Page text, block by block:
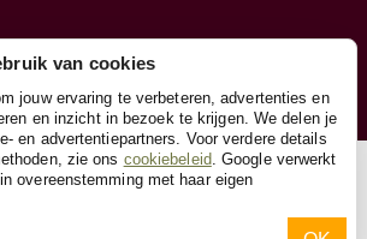
© 2026 Toyfan BV
van cookies
jouw ervaring te verbeteren, advertenties en
en inzicht in bezoek te krijgen. We delen je
en advertentiepartners. Voor verdere details
zie ons cookiebeleid. Google verwerkt
overeenstemming met haar eigen